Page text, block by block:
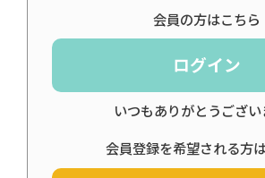
会員の方はこちら
ログイン
いつもありがとうござい
会員登録を希望される方